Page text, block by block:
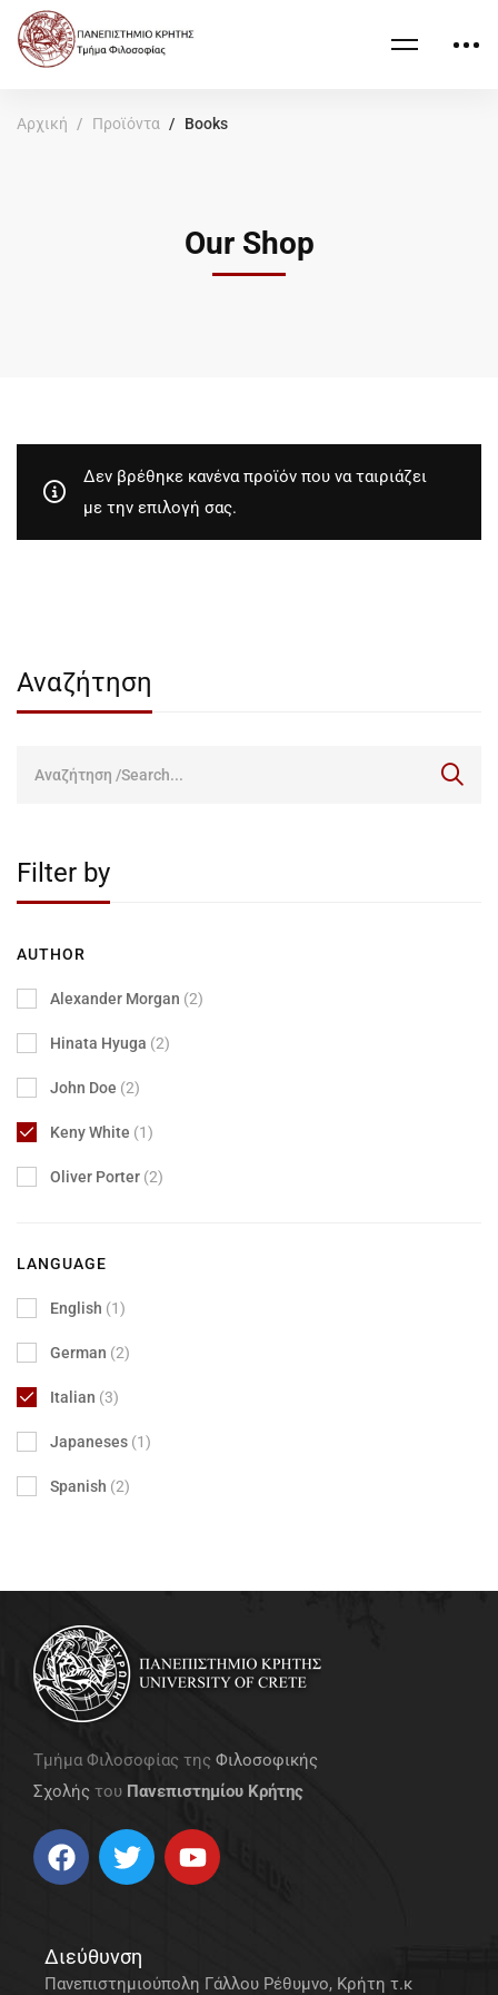
Αρχική Προϊόντα Books
Our Shop
Αναζήτηση
Filter by
AUTHOR
Alexander Morgan (2)
Hinata Hyuga (2)
John Doe (2)
Keny White (1)
Oliver Porter (2)
LANGUAGE
English (1)
German (2)
Italian (3)
Japaneses (1)
Spanish (2)
Δεν βρέθηκε κανένα προϊόν που να ταιριάζει
με την επιλογή σας.
Τμήμα Φιλοσοφίας της Φιλοσοφικής
Σχολής του Πανεπιστημίου Κρήτης
Διεύθυνση
Πανεπιστημιούπολη Γάλλου Ρέθυμνο, Κρήτη τ.κ